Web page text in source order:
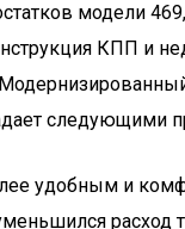
модели
КПП и
следующими
удобным и
расход